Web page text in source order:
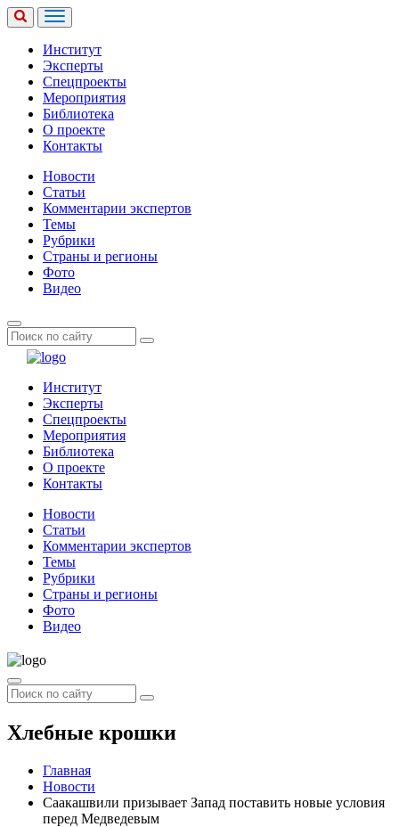
Институт
Эксперты
Спецпроекты
Мероприятия
Библиотека
О проекте
Контакты
Новости
Статьи
Комментарии экспертов
Темы
Рубрики
Страны и регионы
Фото
Видео
Институт
Эксперты
Спецпроекты
Мероприятия
Библиотека
О проекте
Контакты
Новости
Статьи
Комментарии экспертов
Темы
Рубрики
Страны и регионы
Фото
Видео
Хлебные крошки
Главная
Новости
Саакашвили призывает Запад поставить новые условия
перед Медведевым